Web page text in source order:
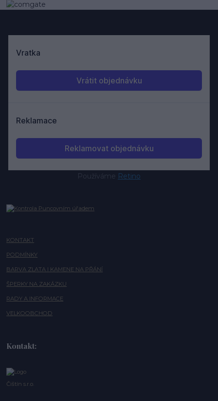
Používáme Retino
KONTAKT
PODMÍNKY
BARVA ZLATA I KAMENE NA PŘÁNÍ
ŠPERKY NA ZAKÁZKU
RADY A INFORMACE
VELKOOBCHOD
Kontakt:
Čištín s.r.o.